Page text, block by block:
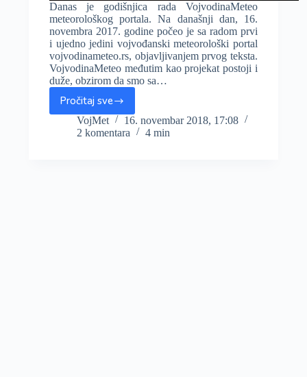
Danas je godišnjica rada VojvodinaMeteo
meteorološkog portala. Na današnji dan, 16.
novembra 2017. godine počeo je sa radom prvi
i ujedno jedini vojvođanski meteorološki portal
vojvodinameteo.rs, objavljivanjem prvog teksta.
VojvodinaMeteo međutim kao projekat postoji i
duže, obzirom da smo sa…
Pročitaj sve
Prva
godišnjica
VojvodinaMeteo
VojMet
16. novembar 2018, 17:08
2 komentara
4 min